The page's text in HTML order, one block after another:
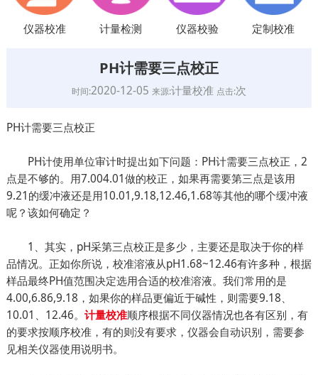
仪器校准 计量检测 仪器校验 定制校准
PH计需要三点校正
时间:2020-12-05 来源:计量校准 点击:次
PH计需要三点校正
PH计使用单位审计时提出如下问题：PH计需要三点校正，2
点是不够的。用7.004.01做的校正，如果再需要第三点是该用
9.21的缓冲液还是用10.01,9.18,12.46,1.68等其他的哪个缓冲液
呢？该如何确定？
1、其实，pH采第三点校正是多少，主要还是取决于你的样
品情况。正如你所说，校准溶液从pH1.68~12.46有许多种，根据
样品最终PH值范围决定选用合适的校准溶液。我们常用的是
4.00,6.86,9.18，如果你的样品更偏近于碱性，则需要9.18、
10.01、12.46。 计量校准顺序根据不同仪器情况也各有区别，有
的要求按顺序校准，有的则没有要求，仪器会自动识别，需要参
见相关仪器使用说明书。